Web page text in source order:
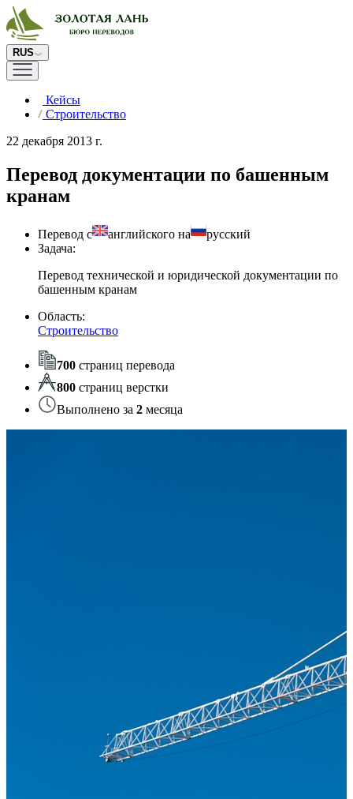
RUS
Кейсы
Строительство
22 декабря 2013 г.
Перевод документации по башенным
кранам
Перевод с английского на
русский
Задача:
Перевод технической и юридической документации по
башенным кранам
Область:
Строительство
700 страниц перевода
800 страниц верстки
Выполнено за 2 месяца